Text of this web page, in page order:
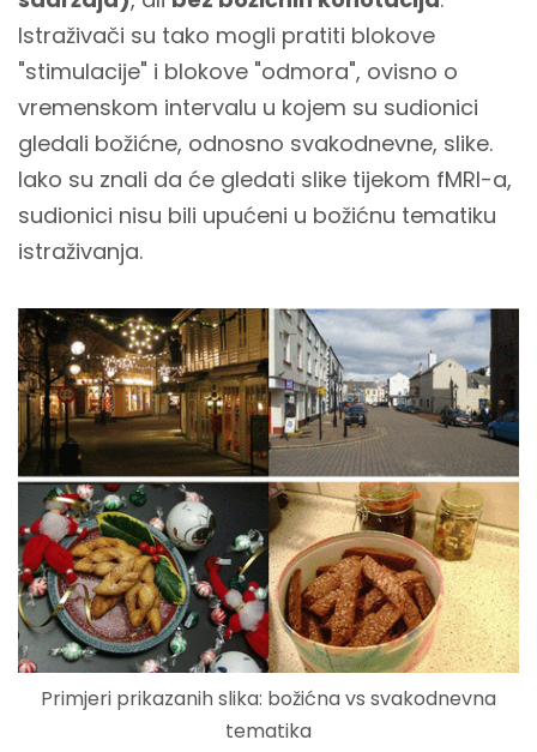
Istraživači su tako mogli pratiti blokove
"stimulacije" i blokove "odmora", ovisno o
vremenskom intervalu u kojem su sudionici
gledali božićne, odnosno svakodnevne, slike.
Iako su znali da će gledati slike tijekom fMRI-a,
sudionici nisu bili upućeni u božićnu tematiku
istraživanja.
Primjeri prikazanih slika: božićna vs svakodnevna
tematika